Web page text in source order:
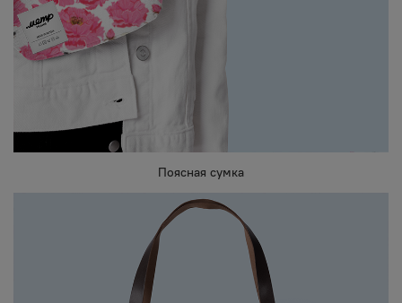
Поясная сумка